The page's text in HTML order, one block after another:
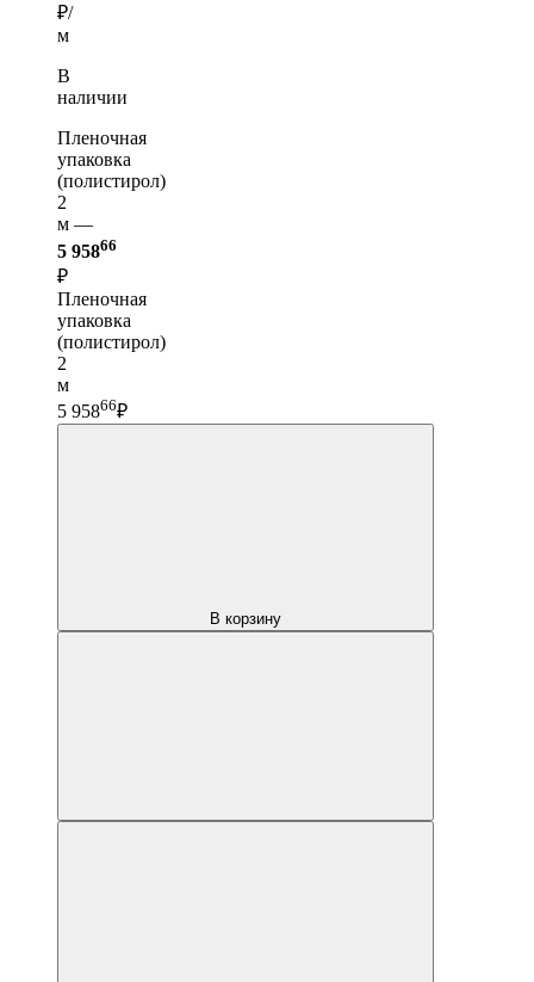
₽/
м
В
наличии
Пленочная
упаковка
(полистирол)
2
м —
5 95866
₽
Пленочная
упаковка
(полистирол)
2
м
5 95866₽
В корзину